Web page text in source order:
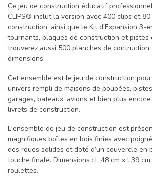
Ce jeu de construction éducatif
CLIPS® inclut la version avec 400 clips et
construction, ainsi que le Kit d'Expansion 3-
tournants, plaques de construction et pistes
trouverez aussi 500 planches de contruction
dimensions.
Cet ensemble est le jeu de construction
univers rempli de maisons de poupées,
garages, bateaux, avions et bien plus
livrets de construction.
L'ensemble de jeu de construction est
magnifiques boîtes en bois finies avec
des roues solides et doté d’un couvercle en
touche finale. Dimensions : L 48 cm x l 39
roulettes.